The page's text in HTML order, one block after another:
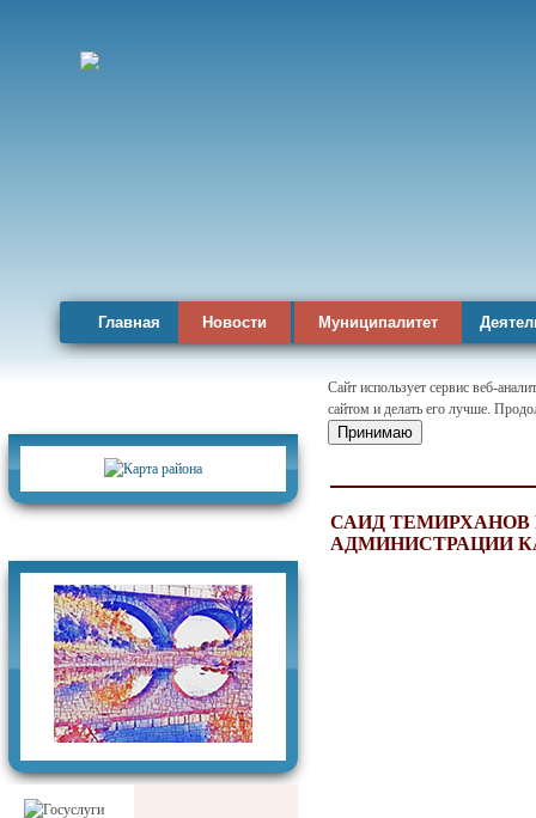
Главная Новости Муниципалитет
Сайт использует сервис веб-
сайтом и делать его лучше.
Принимаю
САИД ТЕМИРХАНОВ
АДМИНИСТРАЦИИ